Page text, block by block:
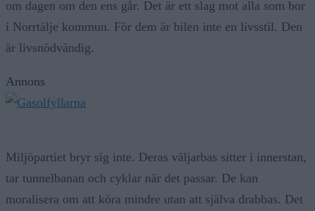
om dagen om den ens går. Det är ett slag mot alla som bor
i Norrtälje kommun. För dem är bilen inte en livsstil. Den
är livsnödvändig.
Annons
Miljöpartiet bryr sig inte. Deras väljarbas sitter i innerstan,
tar tunnelbanan och cyklar när det passar. De kan
moralisera om att köra mindre utan att själva drabbas. Det